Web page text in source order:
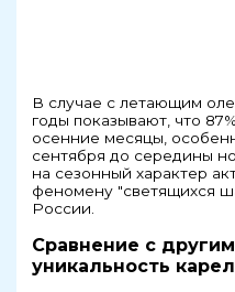
В случае с летающим
годы показывают, что
осенние месяцы,
сентября до середины
на сезонный характер
феномену "светящихся
России.
Сравнение с
уникальность